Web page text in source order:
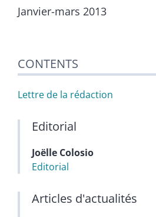
Janvier-mars 2013
CONTENTS
Lettre de la rédaction
Editorial
Joëlle Colosio
Editorial
Articles d'actualités